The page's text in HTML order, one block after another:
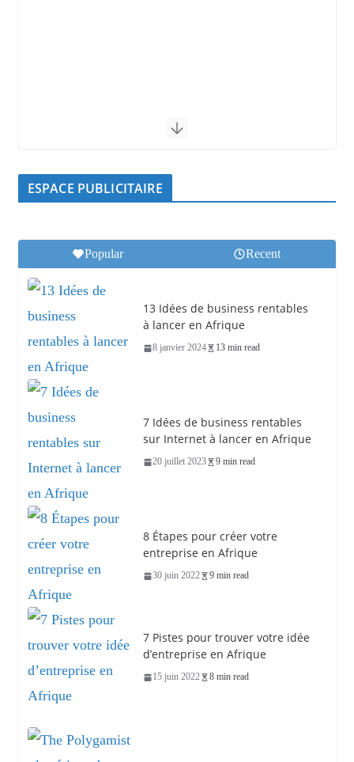
ESPACE PUBLICITAIRE
Popular Recent
13 Idées de business rentables
à lancer en Afrique
8 janvier 2024 13 min read
7 Idées de business rentables
sur Internet à lancer en Afrique
20 juillet 2023 9 min read
8 Étapes pour créer votre
entreprise en Afrique
30 juin 2022 9 min read
7 Pistes pour trouver votre idée
d’entreprise en Afrique
15 juin 2022 8 min read